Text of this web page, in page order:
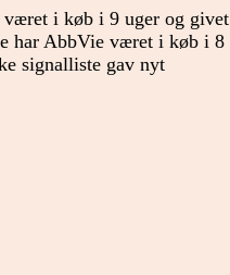
været i køb i 9 uger og givet
har AbbVie været i køb i 8
signalliste gav nyt